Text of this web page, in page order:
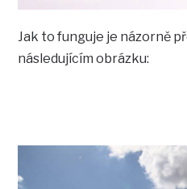
Jak to funguje je názorně
následujícím obrázku: